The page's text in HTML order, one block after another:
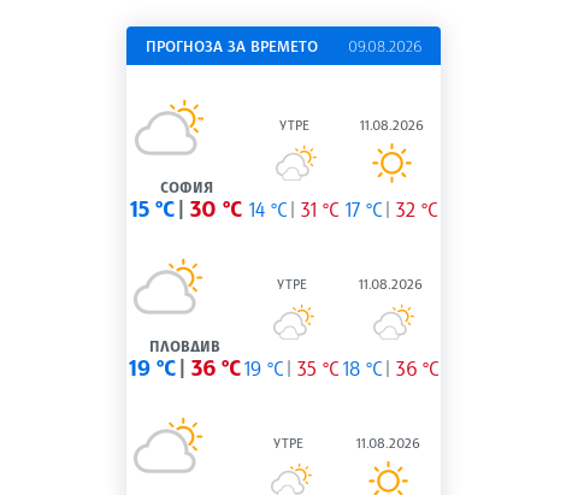
ПРОГНОЗА ЗА ВРЕМЕТО 09.08.2026
СОФИЯ
15 °C 30 °C
УТРЕ
14 °C 31 °C
11.08.2026
17 °C 32 °C
ПЛОВДИВ
19 °C 36 °C
УТРЕ
19 °C 35 °C
11.08.2026
18 °C 36 °C
УТРЕ 11.08.2026